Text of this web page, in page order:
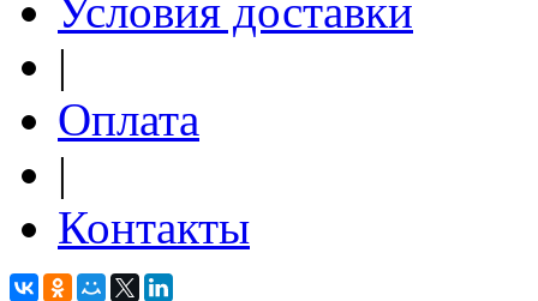
Условия доставки
|
Оплата
|
Контакты